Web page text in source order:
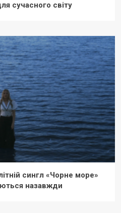
сучасного світу
сингл «Чорне море»
назавжди